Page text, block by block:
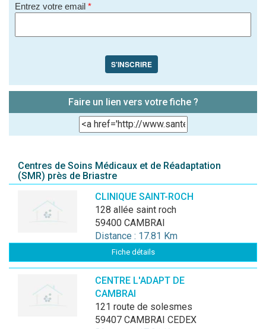
Entrez votre email *
S'INSCRIRE
Faire un lien vers votre fiche ?
Centres de Soins Médicaux et de Réadaptation
(SMR) près de Briastre
CLINIQUE SAINT-ROCH
128 allée saint roch
59400 CAMBRAI
Distance : 17.81 Km
Fiche détails
CENTRE L'ADAPT DE
CAMBRAI
121 route de solesmes
59407 CAMBRAI CEDEX